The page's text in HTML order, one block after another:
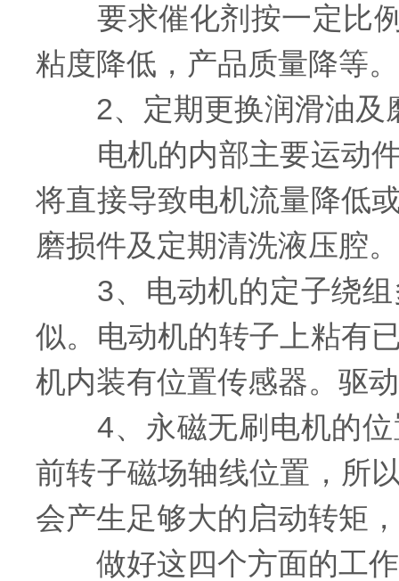
要求催化剂按一定比例
粘度降低，产品质量降等
2、定期更换润滑油及
电机的内部主要运动件
将直接导致电机流量降低
磨损件及定期清洗液压腔。
3、电动机的定子绕组
似。电动机的转子上粘有
机内装有位置传感器。驱
4、永磁无刷电机的位
前转子磁场轴线位置，所
会产生足够大的启动转矩
做好这四个方面的工作